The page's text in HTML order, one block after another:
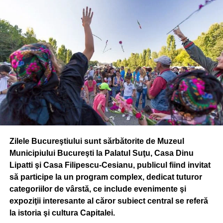
finantarea suplimentara. Nu am primit un raspuns
favorabil”, a explicat Marian Preda.
ADVERTISEMENT
El si-a manifestat speranta ca proiectul de lege sa fie
„imbunatatit”, precizand ca vor fi trimise cu „buna-credinta”
propunerile la Ministerul Educatiei, dar si la Presedintie si
Parlament.
„Sper ca proiectul sa fie discutat in Parlament si vom
promova acolo propunerile noastre. Oricum va iesi legea,
ea nu va fi vesnica. Daca va fi armonizata cu interesele
actorilor principali din sistem, va avea viata mai lunga.
Daca nu, vom cauta noi parteneri de dialog, mai deschisi
la problemele si solutiile noastre. (…) Indiferent de
situatie, noi vom face tot ce putem pentru a ne apara
valorile si principiile in care credem, pentru a forma noi
generatii de profesionisti si buni cetateni”, a transmis
Zilele Bucureştiului sunt sărbătorite de Muzeul
Municipiului Bucureşti la Palatul Suţu, Casa Dinu
Lipatti şi Casa Filipescu-Cesianu, publicul fiind invitat
să participe la un program complex, dedicat tuturor
categoriilor de vârstă, ce include evenimente şi
expoziţii interesante al căror subiect central se referă
la istoria şi cultura Capitalei.